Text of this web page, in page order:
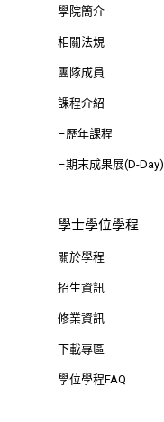
學院簡介
相關法規
團隊成員
課程介紹
–歷年課程
–期末成果展(D-Day)
學士學位學程
關於學程
招生資訊
修業資訊
下載專區
學位學程FAQ